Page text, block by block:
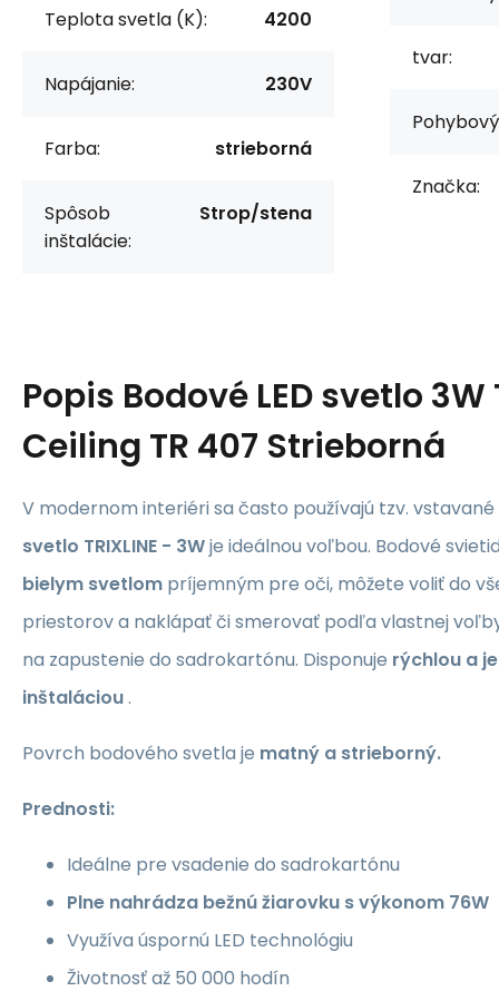
Teplota svetla (K): 4200
Napájanie: 230V
Farba: strieborná
Spôsob
inštalácie:
Strop/stena
tvar:
Značka:
Popis Bodové LED svetlo 3W
Ceiling TR 407 Strieborná
V modernom interiéri sa často používajú tzv.
svetlo TRIXLINE - 3Wje ideálnou voľbou. Bodové
bielym svetlom príjemným pre oči, môžete voliť do
priestorov a naklápať či smerovať podľa vlastnej
na zapustenie do sadrokartónu. Disponuje rýchlou a
inštaláciou.
Povrch bodového svetla je matný a strieborný.
Prednosti:
Ideálne pre vsadenie do sadrokartónu
Plne nahrádza bežnú žiarovku s výkonom 76W
Využíva úspornú LED technológiu
Životnosť až 50 000 hodín